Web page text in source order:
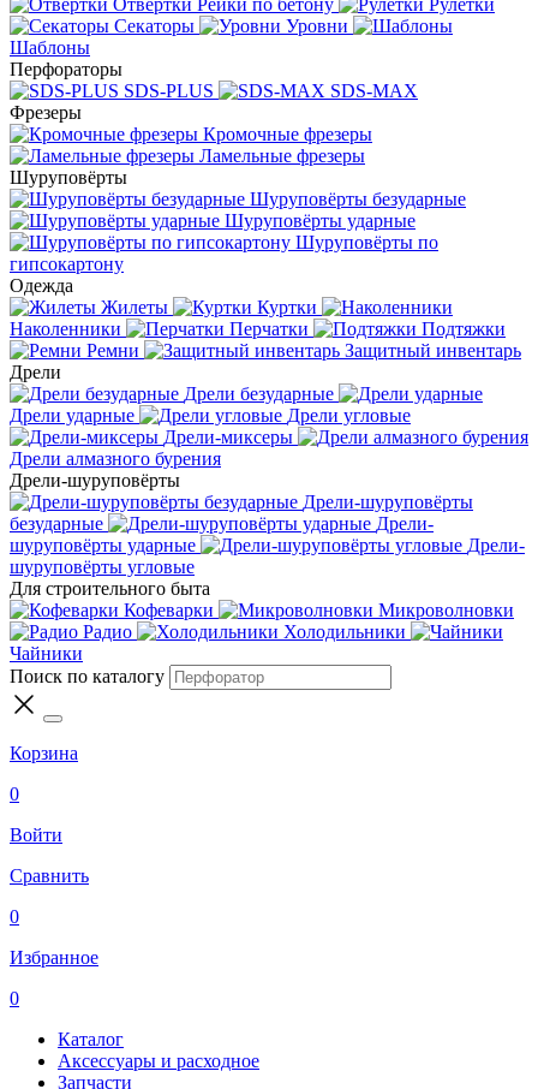
Отвёртки Рейки по бетону
Рулетки
Секаторы
Уровни
Шаблоны
Перфораторы
SDS-PLUS
SDS-MAX
Фрезеры
Кромочные фрезеры
Ламельные фрезеры
Шуруповёрты
Шуруповёрты безударные
Шуруповёрты ударные
Шуруповёрты по
гипсокартону
Одежда
Жилеты
Куртки
Наколенники
Перчатки
Подтяжки
Ремни
Защитный инвентарь
Дрели
Дрели безударные
Дрели ударные
Дрели угловые
Дрели-миксеры
Дрели алмазного бурения
Дрели-шуруповёрты
Дрели-шуруповёрты
безударные
Дрели-
шуруповёрты ударные
Дрели-
шуруповёрты угловые
Для строительного быта
Кофеварки
Микроволновки
Радио
Холодильники
Чайники
Поиск по каталогу
Корзина
0
Войти
Сравнить
0
Избранное
0
Каталог
Аксессуары и расходное
Запчасти